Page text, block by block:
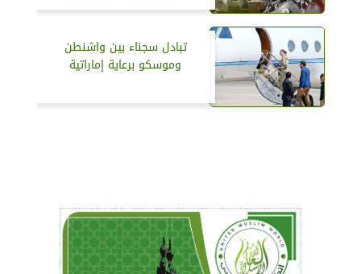
تبادل سجناء بين واشنطن
وموسكو برعاية إماراتية